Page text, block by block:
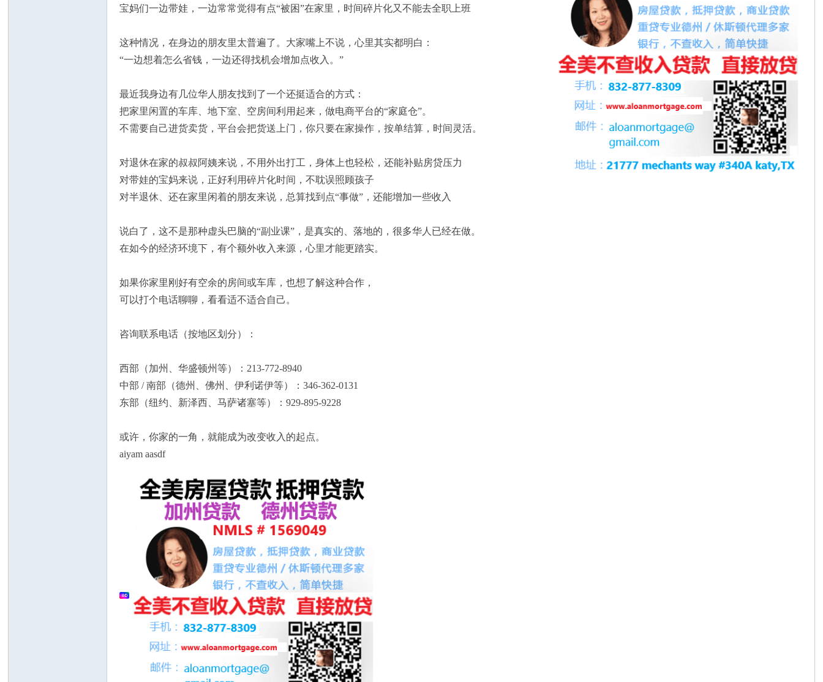
宝妈们一边带娃，一边常常觉得有点“被困”在家里，时间碎片化又不能去全职上班
这种情况，在身边的朋友里太普遍了。大家嘴上不说，心里其实都明白：
“一边想着怎么省钱，一边还得找机会增加点收入。”
最近我身边有几位华人朋友找到了一个还挺适合的方式：
把家里闲置的车库、地下室、空房间利用起来，做电商平台的“家庭仓”。
不需要自己进货卖货，平台会把货送上门，你只要在家操作，按单结算，时间灵活。
对退休在家的叔叔阿姨来说，不用外出打工，身体上也轻松，还能补贴房贷压力
对带娃的宝妈来说，正好利用碎片化时间，不耽误照顾孩子
对半退休、还在家里闲着的朋友来说，总算找到点“事做”，还能增加一些收入
说白了，这不是那种虚头巴脑的“副业课”，是真实的、落地的，很多华人已经在做。
在如今的经济环境下，有个额外收入来源，心里才能更踏实。
如果你家里刚好有空余的房间或车库，也想了解这种合作，
可以打个电话聊聊，看看适不适合自己。
咨询联系电话（按地区划分）：
西部（加州、华盛顿州等）：213-772-8940
中部 / 南部（德州、佛州、伊利诺伊等）：346-362-0131
东部（纽约、新泽西、马萨诸塞等）：929-895-9228
或许，你家的一角，就能成为改变收入的起点。
aiyam aasdf